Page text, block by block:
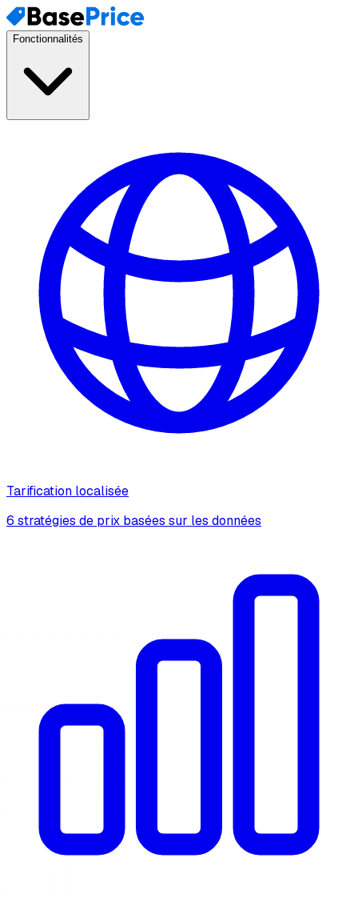
Fonctionnalités
Tarification localisée
6 stratégies de prix basées sur les données